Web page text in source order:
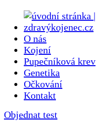
O nás
Kojení
Pupečníková krev
Genetika
Očkování
Kontakt
Objednat test